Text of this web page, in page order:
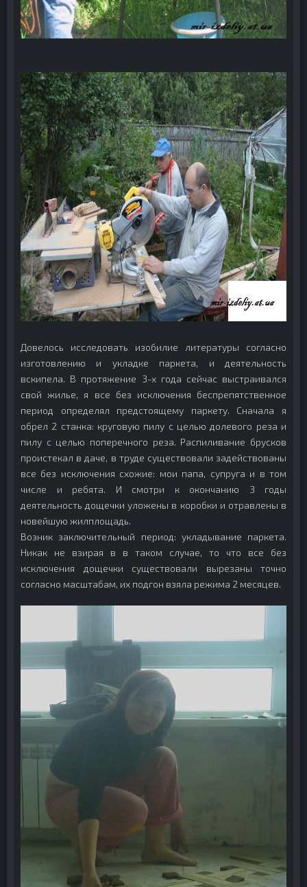
Довелось исследовать изобилие литературы согласно
изготовлению и укладке паркета, и деятельность
вскипела. В протяжение 3-х года сейчас выстраивался
свой жилье, я все без исключения беспрепятственное
период определял предстоящему паркету. Сначала я
обрел 2 станка: круговую пилу с целью долевого реза и
пилу с целью поперечного реза. Распиливание брусков
проистекал в даче, в труде существовали задействованы
все без исключения схожие: мои папа, супруга и в том
числе и ребята. И смотри к окончанию 3 годы
деятельность дощечки уложены в коробки и отравлены в
новейшую жилплощадь.
Возник заключительный период: укладывание паркета.
Никак не взирая в в таком случае, то что все без
исключения дощечки существовали вырезаны точно
согласно масштабам, их подгон взяла режима 2 месяцев.